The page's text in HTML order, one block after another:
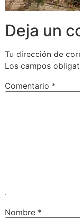
Deja un
Tu dirección de
Los campos
Comentario *
Nombre *